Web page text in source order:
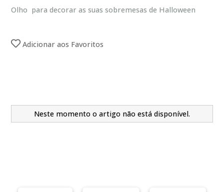
Olho para decorar as suas sobremesas de Halloween
Adicionar aos Favoritos
Neste momento o artigo não está disponível.